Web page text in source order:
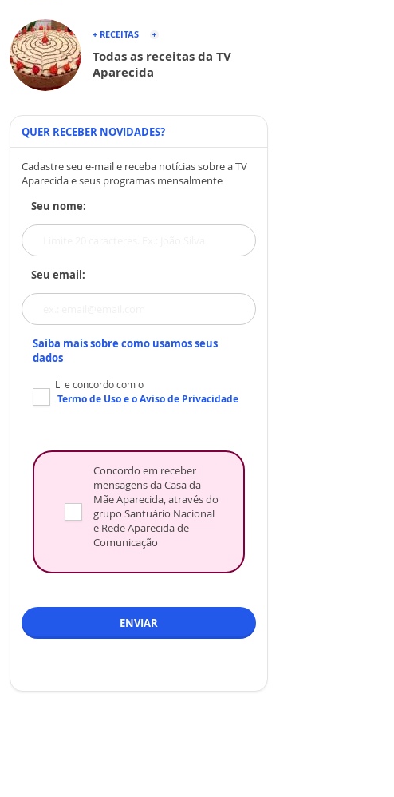
+ RECEITAS
Todas as receitas da TV
Aparecida
QUER RECEBER NOVIDADES?
Cadastre seu e-mail e receba notícias sobre a TV
Aparecida e seus programas mensalmente
Seu nome:
Seu email:
Saiba mais sobre como usamos seus
dados
Li e concordo com o
Termo de Usoe oAviso de Privacidade
Concordo em receber
mensagens da Casa da
Mãe Aparecida, através do
grupo Santuário Nacional
e Rede Aparecida de
Comunicação
ENVIAR